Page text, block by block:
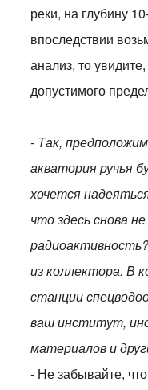
реки, на глубину
впоследствии
анализ, то
допустимого
- Так,
акватория ручья
хочется
что здесь снова
из коллектора. В
станции
ваш институт,
материалов и
- Не забывайте,